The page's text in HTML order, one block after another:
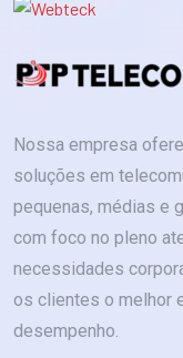
Nossa empresa
soluções em
pequenas, médias e
com foco no pleno
necessidades
os clientes o melhor
desempenho.